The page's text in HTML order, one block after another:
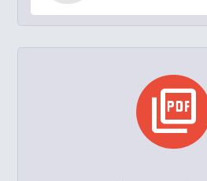
picture_as_pdf